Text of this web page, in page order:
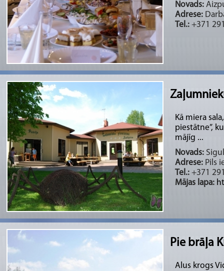
Novads:
Adrese:
Tel.: +371
Kā miera
piestātne”,
mājīg ...
Novads:
Adrese: Pils
Tel.: +371
Mājas lapa:
Pie brāļa
Alus krogs